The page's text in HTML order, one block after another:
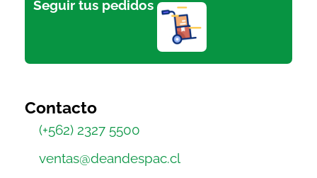
Seguir tus pedidos
Contacto
(+562) 2327 5500
ventas@deandespac.cl